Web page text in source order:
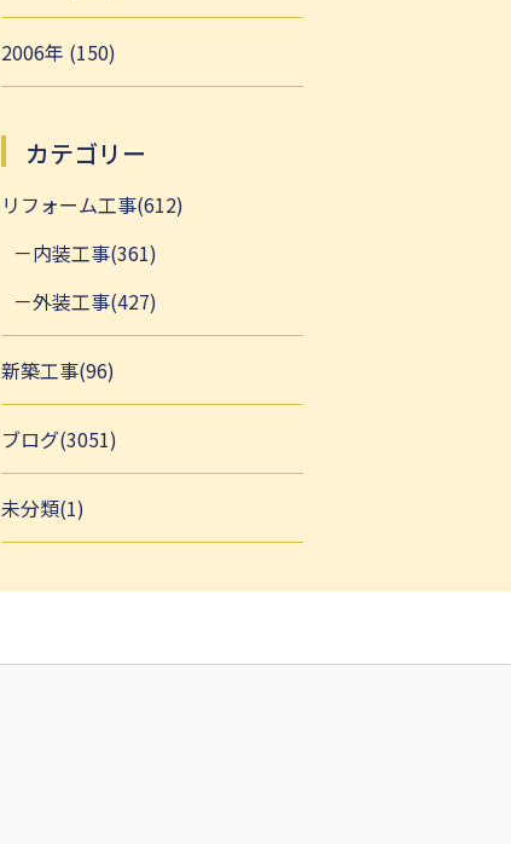
2006年 (150)
カテゴリー
リフォーム工事(612)
内装工事(361)
外装工事(427)
新築工事(96)
ブログ(3051)
未分類(1)